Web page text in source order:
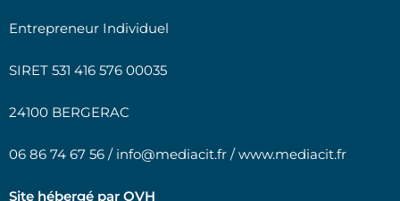
Entrepreneur Individuel
SIRET 531 416 576 00035
24100 BERGERAC
06 86 74 67 56 / info@mediacit.fr / www.mediacit.fr
Site hébergé par OVH